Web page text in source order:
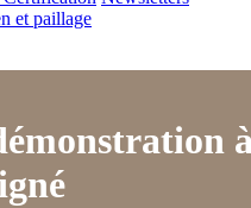
et paillage